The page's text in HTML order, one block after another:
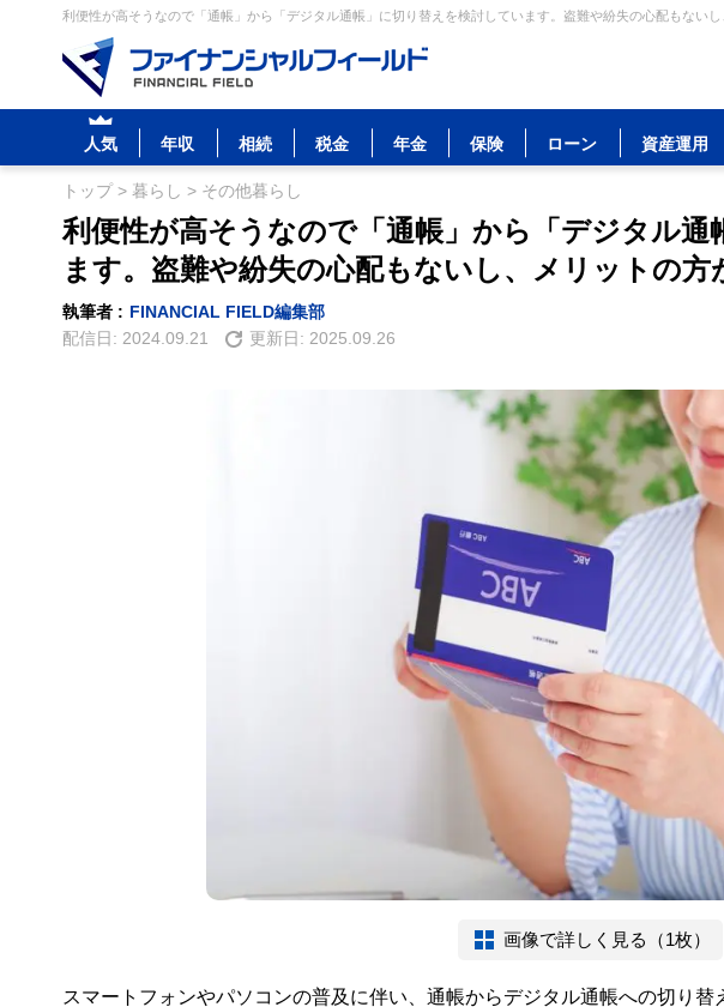
利便性が高そうなので「通帳」から「デジタル通帳」に切り替えを検討しています。盗難や紛失の心配もない
人気 年収 相続 税金 年金 保険 ローン 資産運用
トップ> 暮らし > その他暮らし
利便性が高そうなので「通帳」から「デジタル通
ます。盗難や紛失の心配もないし、メリットの方
執筆者 : FINANCIAL FIELD編集部
配信日: 2024.09.21 更新日: 2025.09.26
画像で詳しく見る（1枚）
スマートフォンやパソコンの普及に伴い、通帳からデジタル通帳への切り